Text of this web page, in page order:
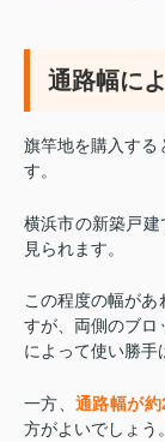
通路幅に
旗竿地を購入する
す。
横浜市の新築戸建
見られます。
この程度の幅があ
すが、両側のブロ
によって使い勝手
一方、通路幅が
方がよいでしょう。